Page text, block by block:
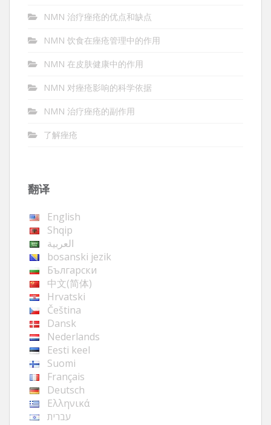
NMN 治疗痤疮的优点和缺点
NMN 饮食在痤疮管理中的作用
NMN 在皮肤健康中的作用
NMN 对痤疮影响的科学依据
NMN 治疗痤疮的副作用
了解痤疮
翻译
English
Shqip
العربية
bosanski jezik
Български
中文(简体)
Hrvatski
Čeština
Dansk
Nederlands
Eesti keel
Suomi
Français
Deutsch
Ελληνικά
עברית